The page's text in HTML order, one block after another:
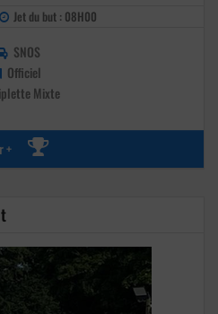
Jet du but : 08H00
SNOS
Officiel
Mixte
+